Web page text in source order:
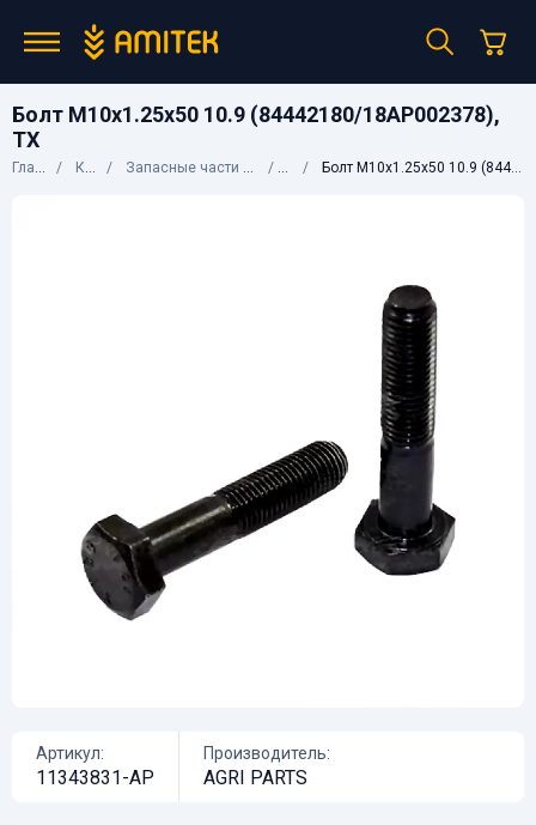
Болт М10х1.25х50 10.9 (84442180/18AP002378),
TX
Главная Каталог Запасные части к сельхозтехнике CNH Болт М10х1.25х50 10.9 (84442180/18AP002378), TX
Артикул:
11343831-AP
Производитель:
AGRI PARTS